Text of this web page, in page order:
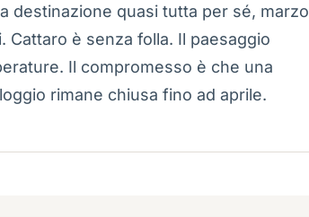
destinazione quasi tutta per sé, marzo
è senza folla. Il paesaggio
Il compromesso è che una
rimane chiusa fino ad aprile.